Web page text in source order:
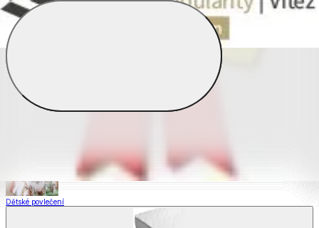
Saténové povlečení
Povlečení s fototiskem
Dětské povlečení